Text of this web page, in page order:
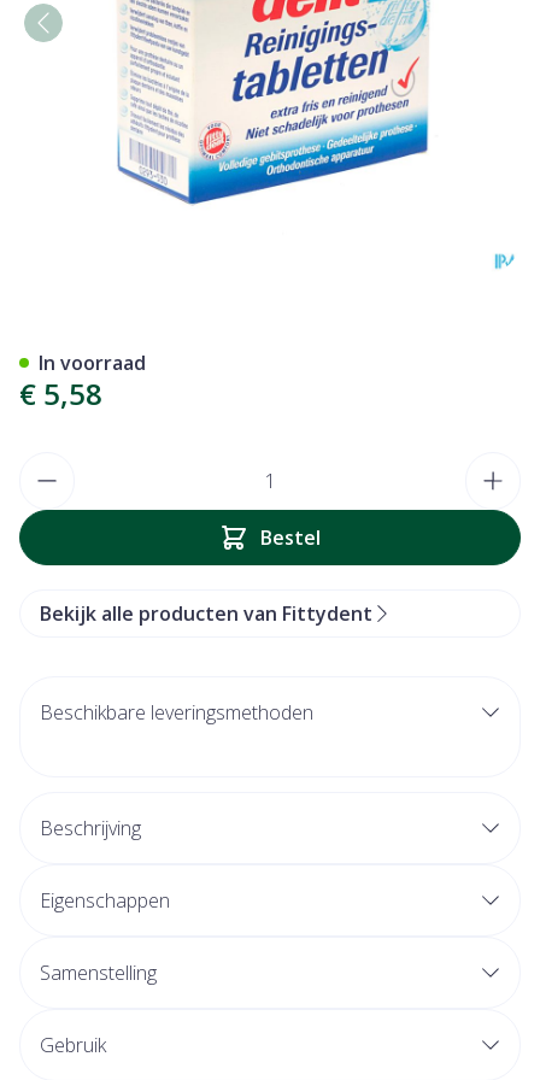
€ 5,58
Bestel
In voorraad
Bekijk alle producten van Fittydent
Beschikbare leveringsmethoden
Beschrijving
Eigenschappen
Samenstelling
Gebruik